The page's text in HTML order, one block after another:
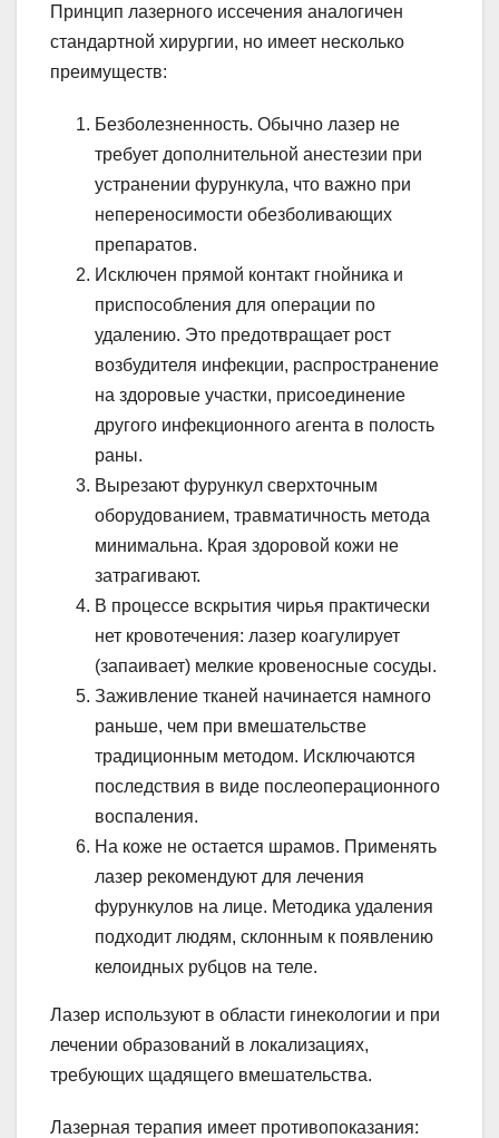
Принцип лазерного иссечения аналогичен
стандартной хирургии, но имеет несколько
преимуществ:
Безболезненность. Обычно лазер не
требует дополнительной анестезии при
устранении фурункула, что важно при
непереносимости обезболивающих
препаратов.
Исключен прямой контакт гнойника и
приспособления для операции по
удалению. Это предотвращает рост
возбудителя инфекции, распространение
на здоровые участки, присоединение
другого инфекционного агента в полость
раны.
Вырезают фурункул сверхточным
оборудованием, травматичность метода
минимальна. Края здоровой кожи не
затрагивают.
В процессе вскрытия чирья практически
нет кровотечения: лазер коагулирует
(запаивает) мелкие кровеносные сосуды.
Заживление тканей начинается намного
раньше, чем при вмешательстве
традиционным методом. Исключаются
последствия в виде послеоперационного
воспаления.
На коже не остается шрамов. Применять
лазер рекомендуют для лечения
фурункулов на лице. Методика удаления
подходит людям, склонным к появлению
келоидных рубцов на теле.
Лазер используют в области гинекологии и при
лечении образований в локализациях,
требующих щадящего вмешательства.
Лазерная терапия имеет противопоказания: